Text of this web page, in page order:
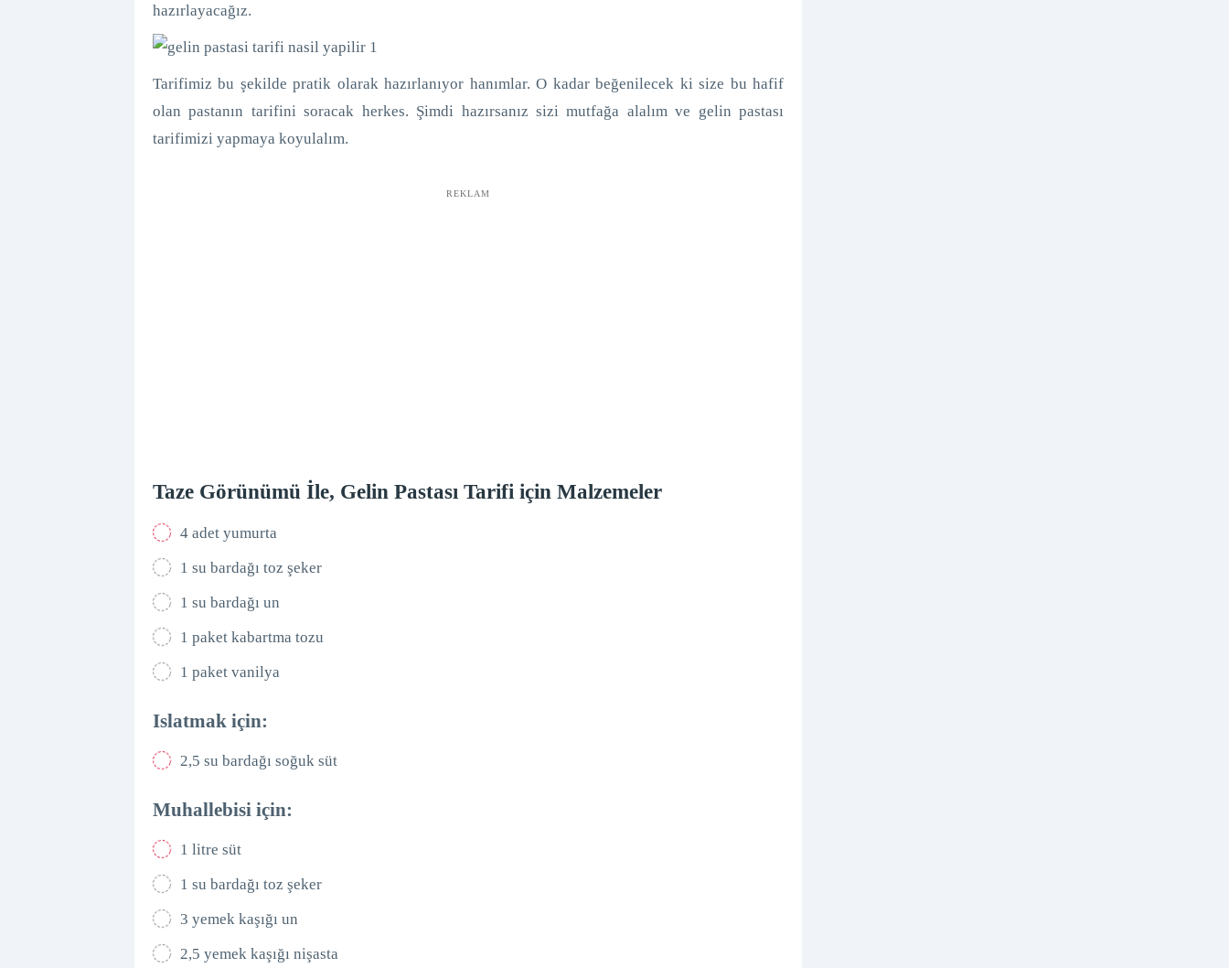
hazırlayacağız.
Tarifimiz bu şekilde pratik olarak hazırlanıyor hanımlar. O kadar beğenilecek ki size bu hafif
olan pastanın tarifini soracak herkes. Şimdi hazırsanız sizi mutfağa alalım ve gelin pastası
tarifimizi yapmaya koyulalım.
REKLAM
Taze Görünümü İle, Gelin Pastası Tarifi için Malzemeler
4 adet yumurta
1 su bardağı toz şeker
1 su bardağı un
1 paket kabartma tozu
1 paket vanilya
Islatmak için:
2,5 su bardağı soğuk süt
Muhallebisi için:
1 litre süt
1 su bardağı toz şeker
3 yemek kaşığı un
2,5 yemek kaşığı nişasta